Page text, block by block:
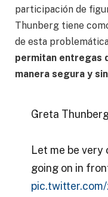
participación de
Thunberg tiene
de esta
permitan entregas
manera segura y
Greta
Let me be very
going on in